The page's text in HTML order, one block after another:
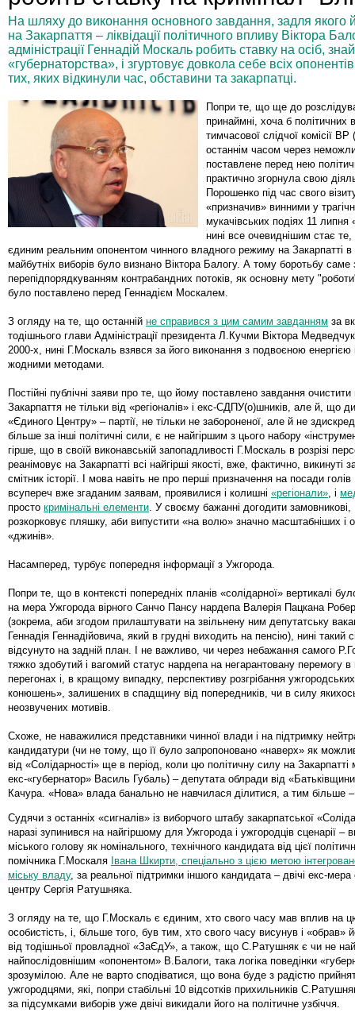
На шляху до виконання основного завдання, задля
на Закарпаття – ліквідації політичного впливу Віктора
адміністрації Геннадій Москаль робить ставку на осіб,
«губернаторства», і згуртовує довкола себе всіх
тих, яких відкинули час, обставини та закарпатці.
Попри те, що ще до
принаймні, хоча б політичних
тимчасової слідчої комісії ВР
останнім часом через
поставлене перед нею
практично згорнула свою
Порошенко під час свого
«призначив» винними у
мукачівських подіях 11 липня
нині все очевиднішим стає
єдиним реальним опонентом чинного владного режиму на Закарпатті в
майбутніх виборів було визнано Віктора Балогу. А тому боротьбу
перепідпорядкуванням контрабандних потоків, як основну мету
було поставлено перед Геннадієм Москалем.
З огляду на те, що останній не справився з цим самим завданням за
тодішнього глави Адміністрації президента Л.Кучми Віктора
2000-х, нині Г.Москаль взявся за його виконання з подвоєною енергією
жодними методами.
Постійні публічні заяви про те, що йому поставлено завдання
Закарпаття не тільки від «регіоналів» і екс-СДПУ(о)шників, але й, що
«Єдиного Центру» – партії, не тільки не забороненої, але й не
більше за інші політичні сили, є не найгіршим з цього набору
гірше, що в своїй виконавській запопадливості Г.Москаль в розрізі
реанімовує на Закарпатті всі найгірші якості, вже, фактично, викинуті
смітник історії. І мова навіть не про перші призначення на посади
всупереч вже згаданим заявам, проявилися і колишні «регіонали» , і
просто кримінальні елементи . У своєму бажанні догодити
розкорковує пляшку, аби випустити «на волю» значно масштабніших і
«джинів».
Насамперед, турбує попередня інформації з Ужгорода.
Попри те, що в контексті попередніх планів «солідарної» вертикалі
на мера Ужгорода вірного Санчо Пансу нардепа Валерія Пацкана
(зокрема, аби згодом прилаштувати на звільнену ним депутатську
Геннадія Геннадійовича, який в грудні виходить на пенсію), нині такий
відсунуто на задній план. І не важливо, чи через небажання самого
тяжко здобутий і вагомий статус нардепа на негарантовану перемогу
перегонах і, в кращому випадку, перспективу розгрібання ужгородських
конюшень», залишених в спадщину від попередників, чи в силу
неозвучених мотивів.
Схоже, не наважилися представники чинної влади і на підтримку
кандидатури (чи не тому, що її було запропоновано «наверх» як
від «Солідарності» ще в період, коли цю політичну силу на Закарпатті
екс-«губернатор» Василь Губаль) – депутата облради від
Качура. «Нова» влада банально не навчилася ділитися, а тим більше –
Судячи з останніх «сигналів» із виборчого штабу закарпатської
наразі зупинився на найгіршому для Ужгорода і ужгородців сценарії –
міського голову як номінального, технічного кандидата від цієї
помічника Г.Москаля Івана Шкирти, спеціально з цією метою
міську владу, за реальної підтримки іншого кандидата – двічі екс-мера
центру Сергія Ратушняка.
З огляду на те, що Г.Москаль є єдиним, хто свого часу мав вплив на
особистість, і, більше того, був тим, хто свого часу висунув і «обрав»
від тодішньої провладної «ЗаЄдУ», а також, що С.Ратушняк є чи не
найпослідовнішим «опонентом» В.Балоги, така логіка поведінки
зрозумілою. Але не варто сподіватися, що вона буде з радістю
ужгородцями, які, попри стабільні 10 відсотків прихильників
за підсумками виборів уже двічі викидали його на політичне узбіччя.